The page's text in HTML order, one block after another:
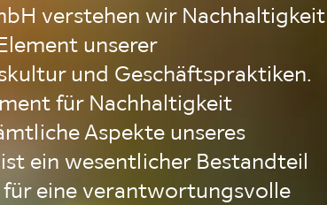
verstehen wir Nachhaltigkeit
unserer
und Geschäftspraktiken.
für Nachhaltigkeit
Aspekte unseres
ein wesentlicher Bestandteil
für eine verantwortungsvolle